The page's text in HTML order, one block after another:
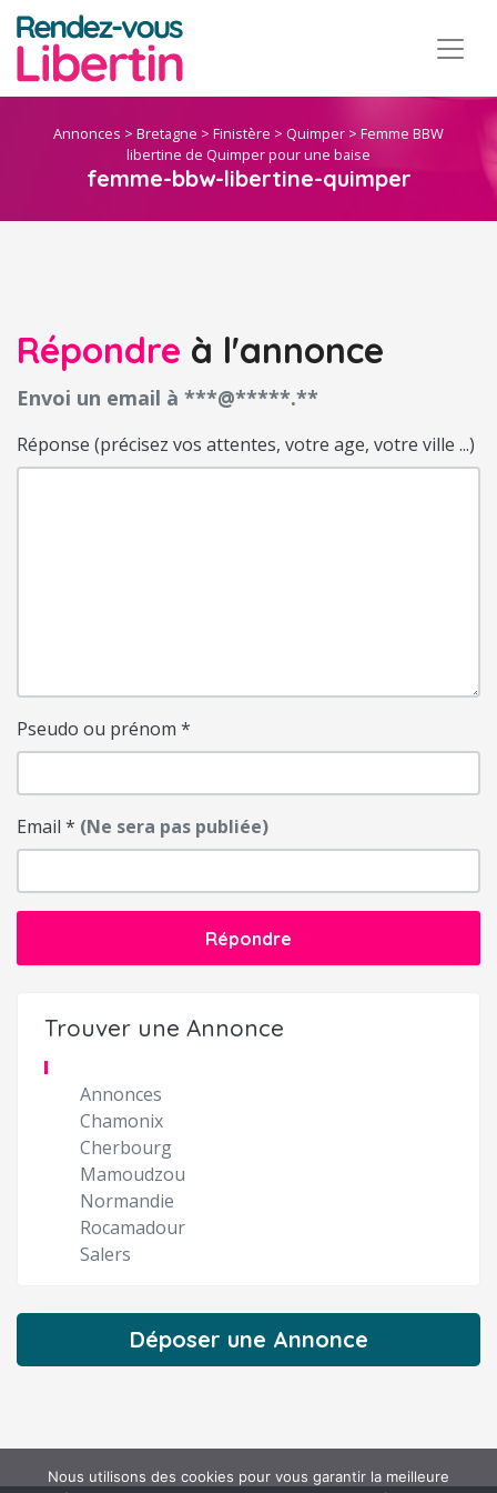
Annonces > Bretagne > Finistère > Quimper > Femme BBW
libertine de Quimper pour une baise
femme-bbw-libertine-quimper
Répondre à l'annonce
Envoi un email à ***@*****.**
Réponse (précisez vos attentes, votre age, votre ville ...)
Pseudo ou prénom *
Email * (Ne sera pas publiée)
Répondre
Trouver une Annonce
Annonces
Chamonix
Cherbourg
Mamoudzou
Normandie
Rocamadour
Salers
Déposer une Annonce
Nous utilisons des cookies pour vous garantir la meilleure